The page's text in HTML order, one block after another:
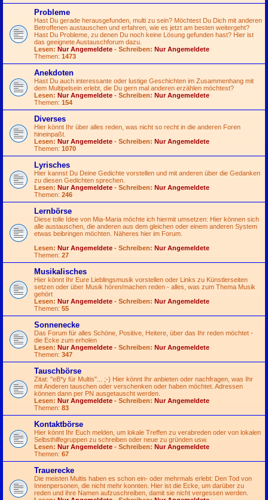
Probleme
Hast Du gerade herausgefunden, multi zu sein? Möchtest Du Dich mit anderen
Betroffenen austauschen und erfahren, wie es jetzt am besten weitergeht?
Hast Du Probleme, zu denen Du noch keine Lösung gefunden hast? Hier ist
das geeignete Austauschforum dazu.
Lesen: Nur Angemeldete - Schreiben: Nur Angemeldete
Themen: 1473
Anekdoten
Hast Du auch interessante oder lustige Geschichten im Zusammenhang mit
dem Multipelsein erlebt, die Du gern mal anderen erzählen möchtest?
Lesen: Nur Angemeldete - Schreiben: Nur Angemeldete
Themen: 154
Diverses
Hier könnt Ihr über alles reden, was nicht so recht in die anderen Foren
hineinpaßt.
Lesen: Nur Angemeldete - Schreiben: Nur Angemeldete
Themen: 1070
Lyrisches
Hier kannst Du Deine Gedichte vorstellen und mit anderen über die Gedanken
zu diesen Gedichten sprechen.
Lesen: Nur Angemeldete - Schreiben: Nur Angemeldete
Themen: 246
Lernbörse
Diese tolle Idee von Mia-Maria möchte ich hiermit umsetzen: Hier können sich
alle austauschen, die anderen aus dem gleichen oder einem anderen System
etwas beibringen möchten. Näheres hier im Forum.
Lesen: Nur Angemeldete - Schreiben: Nur Angemeldete
Themen: 27
Musikalisches
Hier könnt Ihr Eure Lieblingsmusik vorstellen oder Links zu Künstlerseiten
setzen oder über Musik hören/machen reden - alles, was zum Thema Musik
gehört
Lesen: Nur Angemeldete - Schreiben: Nur Angemeldete
Themen: 55
Sonnenecke
Das Forum für alles Schöne, Positive, Heitere, über das Ihr reden möchtet -
die Ecke zum erholen
Lesen: Nur Angemeldete - Schreiben: Nur Angemeldete
Themen: 347
Tauschbörse
Zitat: "eB*y für Multis"... ;-) Hier könnt Ihr anbieten oder nachfragen, was Ihr
mit Anderen tauschen oder verschenken oder haben möchtet. Adressen
können dann per PN ausgetauscht werden.
Lesen: Nur Angemeldete - Schreiben: Nur Angemeldete
Themen: 83
Kontaktbörse
Hier könnt Ihr Euch melden, um lokale Treffen zu verabreden oder von lokalen
Selbsthilfegruppen zu schreiben oder neue zu gründen usw.
Lesen: Nur Angemeldete - Schreiben: Nur Angemeldete
Themen: 67
Trauerecke
Die meisten Multis haben es schon ein- oder mehrmals erlebt: Den Tod von
Innenpersonen, die nicht mehr konnten. Hier ist die Ecke, um darüber zu
reden und ihre Namen aufzuschreiben, damit sie nicht vergessen werden.